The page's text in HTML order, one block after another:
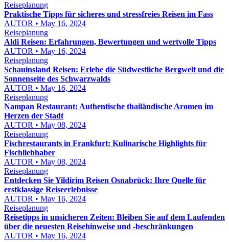
Reiseplanung
Praktische Tipps für sicheres und stressfreies Reisen im Fass
AUTOR • May 16, 2024
Reiseplanung
Aldi Reisen: Erfahrungen, Bewertungen und wertvolle Tipps
AUTOR • May 16, 2024
Reiseplanung
Schauinsland Reisen: Erlebe die Südwestliche Bergwelt und die
Sonnenseite des Schwarzwalds
AUTOR • May 16, 2024
Reiseplanung
Nampan Restaurant: Authentische thailändische Aromen im
Herzen der Stadt
AUTOR • May 08, 2024
Reiseplanung
Fischrestaurants in Frankfurt: Kulinarische Highlights für
Fischliebhaber
AUTOR • May 08, 2024
Reiseplanung
Entdecken Sie Yildirim Reisen Osnabrück: Ihre Quelle für
erstklassige Reiseerlebnisse
AUTOR • May 16, 2024
Reiseplanung
Reisetipps in unsicheren Zeiten: Bleiben Sie auf dem Laufenden
über die neuesten Reisehinweise und -beschränkungen
AUTOR • May 16, 2024